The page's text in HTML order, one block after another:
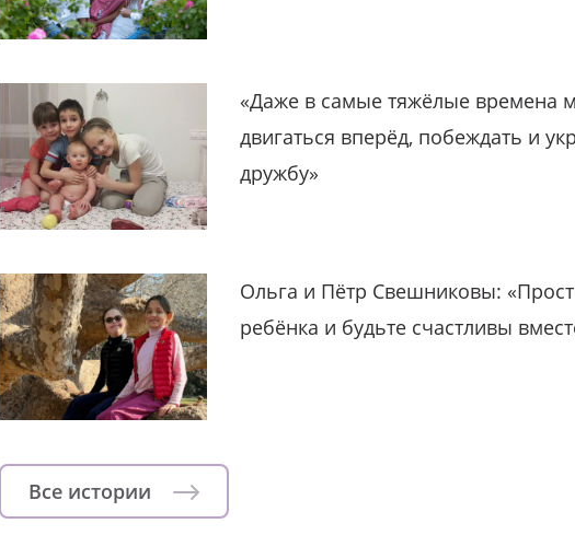
«Даже в самые тяжёлые времена
двигаться вперёд, побеждать и
дружбу»
Ольга и Пётр Свешниковы:
ребёнка и будьте счастливы
Все истории